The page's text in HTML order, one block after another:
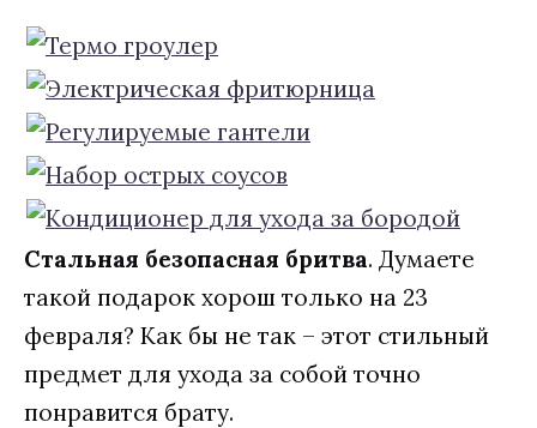
Стальная безопасная бритва. Думаете
такой подарок хорош только на 23
февраля? Как бы не так – этот стильный
предмет для ухода за собой точно
понравится брату.